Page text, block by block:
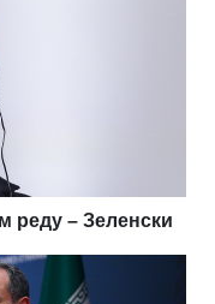
реду – Зеленски